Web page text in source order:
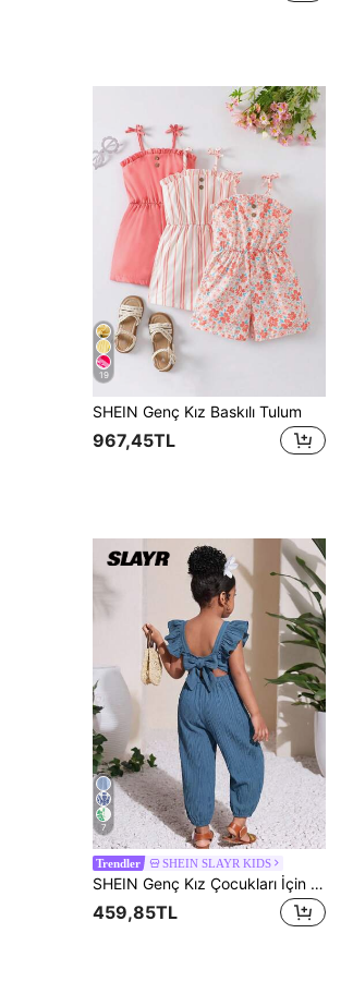
19
SHEIN Genç Kız Baskılı Tulum
967,45TL
7
Trendler SHEIN SLAYR KIDS
SHEIN Genç Kız Çocukları İçin 1 Parça Vintage Günlük Dar Kesim Eşsiz Tulum, Yaz ve Okul İçin Uygun, Kız Çocukları İçin Yazlık Kıyafetler, Kız Çocukları İçin Baharlık Kıyafetler, Kız Çocukları İçin Sevimli Kıyafetler
459,85TL